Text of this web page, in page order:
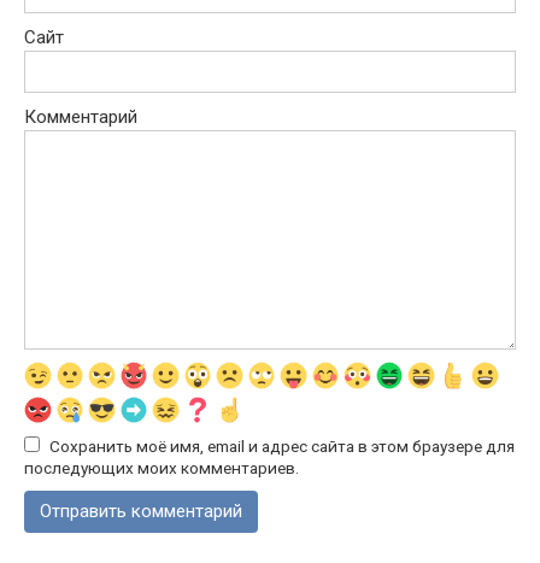
Сайт
Комментарий
Сохранить моё имя, email и адрес сайта в этом браузере для
последующих моих комментариев.